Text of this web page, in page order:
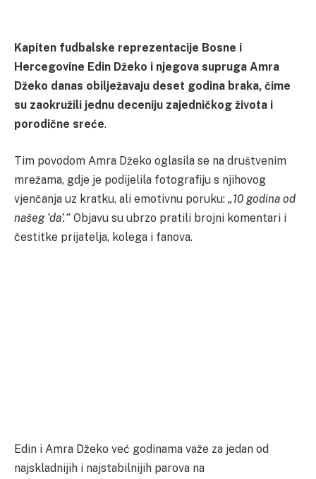
Kapiten fudbalske reprezentacije Bosne i
Hercegovine Edin Džeko i njegova supruga Amra
Džeko danas obilježavaju deset godina braka, čime
su zaokružili jednu deceniju zajedničkog života i
porodične sreće.
Tim povodom Amra Džeko oglasila se na društvenim
mrežama, gdje je podijelila fotografiju s njihovog
vjenčanja uz kratku, ali emotivnu poruku: „10 godina od
našeg ‘da’.“ Objavu su ubrzo pratili brojni komentari i
čestitke prijatelja, kolega i fanova.
Edin i Amra Džeko već godinama važe za jedan od
najskladnijih i najstabilnijih parova na